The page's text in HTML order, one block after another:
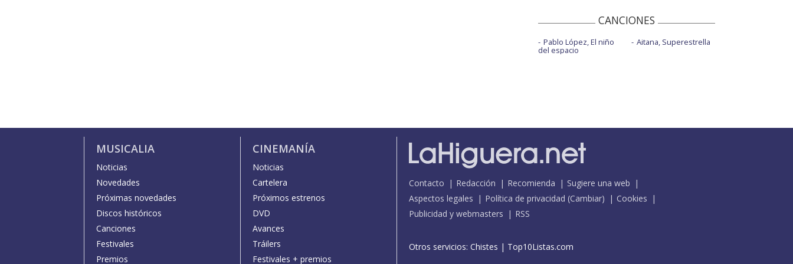
CANCIONES
Pablo López, El niño
del espacio
Aitana, Superestrella
MUSICALIA
Noticias
Novedades
Próximas novedades
Discos históricos
Canciones
Festivales
Premios
CINEMANÍA
Noticias
Cartelera
Próximos estrenos
DVD
Avances
Tráilers
Festivales + premios
Contacto Redacción Recomienda
Sugiere una web
Aspectos legales
Política de privacidad (Cambiar)
Cookies
Publicidad y webmasters
RSS
Otros servicios: Chistes | Top10Listas.com